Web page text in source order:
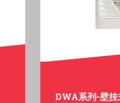
DWA系列-壁挂式排